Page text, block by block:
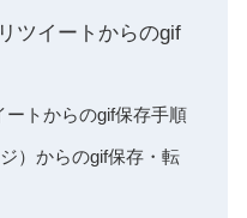
ツイートからのgif
トからのgif保存手順
）からのgif保存・転